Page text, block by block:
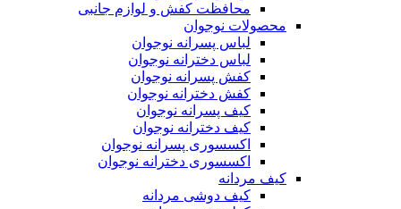
محافظت کفش و لوازم جانبی
محصولات نوجوان
لباس پسرانه نوجوان
لباس دخترانه نوجوان
کفش پسرانه نوجوان
کفش دخترانه نوجوان
کیف پسرانه نوجوان
کیف دخترانه نوجوان
اکسسوری پسرانه نوجوان
اکسسوری دخترانه نوجوان
کیف مردانه
کیف دوشی مردانه